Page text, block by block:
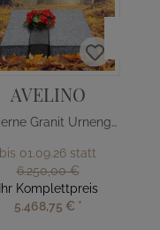
AVELINO
Moderne Granit Urnengrab Liegeplatte
bis 01.09.26 statt
6.250,00 €
Ihr Komplettpreis
5.468,75 € *